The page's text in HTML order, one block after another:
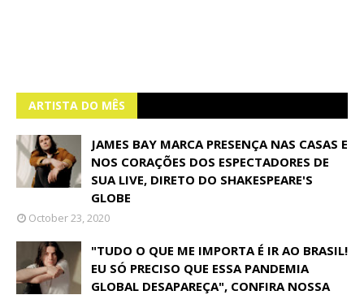
ARTISTA DO MÊS
JAMES BAY MARCA PRESENÇA NAS CASAS E
NOS CORAÇÕES DOS ESPECTADORES DE
SUA LIVE, DIRETO DO SHAKESPEARE'S
GLOBE
October 23, 2020
"TUDO O QUE ME IMPORTA É IR AO BRASIL!
EU SÓ PRECISO QUE ESSA PANDEMIA
GLOBAL DESAPAREÇA", CONFIRA NOSSA